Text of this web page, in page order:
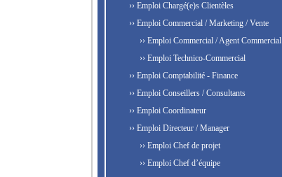
›› Emploi Chargé(e)s Clientèles
›› Emploi Commercial / Marketing / Vente
›› Emploi Commercial / Agent Commercial
›› Emploi Technico-Commercial
›› Emploi Comptabilité - Finance
›› Emploi Conseillers / Consultants
›› Emploi Coordinateur
›› Emploi Directeur / Manager
›› Emploi Chef de projet
›› Emploi Chef d’équipe